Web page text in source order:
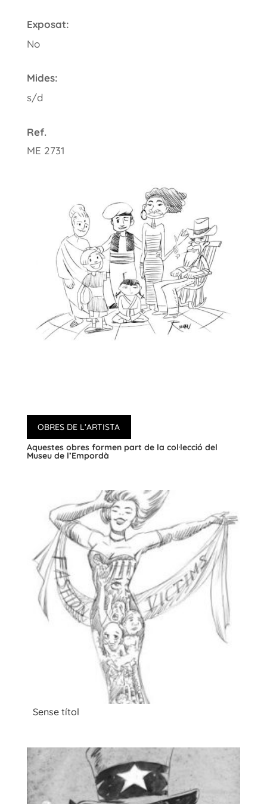
Exposat:
No
Mides:
s/d
Ref.
ME 2731
OBRES DE L’ARTISTA
Aquestes obres formen part de la col·lecció del
Museu de l’Empordà
Sense títol